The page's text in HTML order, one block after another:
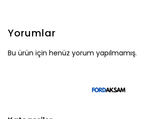
Yorumlar
Bu ürün için henüz yorum yapılmamış.